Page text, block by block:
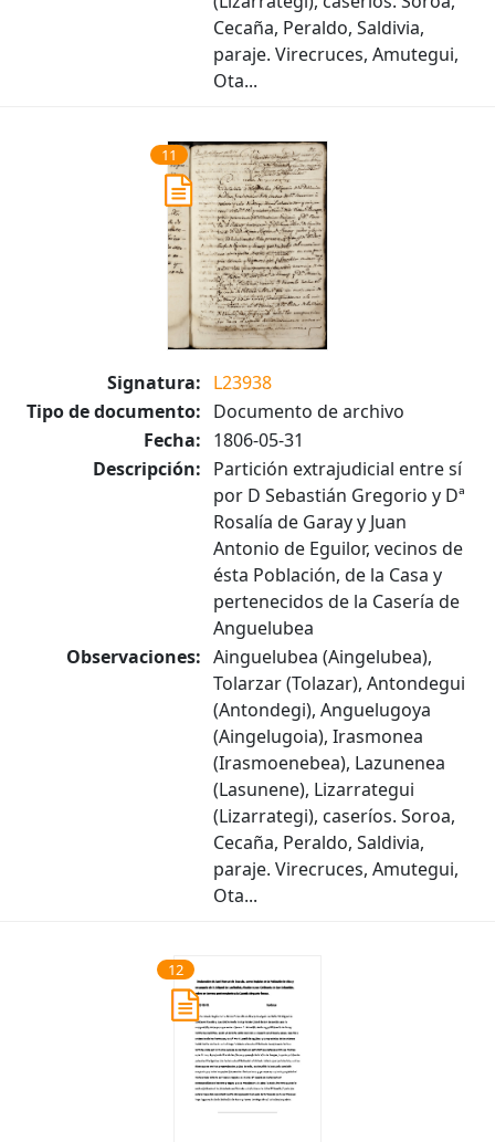
Cecaña, Peraldo, Saldivia,
paraje. Virecruces, Amutegui,
Ota...
11
Signatura: L23938
Tipo de documento: Documento de archivo
Fecha: 1806-05-31
Descripción: Partición extrajudicial entre sí
por D Sebastián Gregorio y Dª
Rosalía de Garay y Juan
Antonio de Eguilor, vecinos de
ésta Población, de la Casa y
pertenecidos de la Casería de
Anguelubea
Observaciones: Ainguelubea (Aingelubea),
Tolarzar (Tolazar), Antondegui
(Antondegi), Anguelugoya
(Aingelugoia), Irasmonea
(Irasmoenebea), Lazunenea
(Lasunene), Lizarrategui
(Lizarrategi), caseríos. Soroa,
Cecaña, Peraldo, Saldivia,
paraje. Virecruces, Amutegui,
Ota...
12